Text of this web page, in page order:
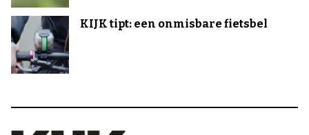
KIJK tipt: een onmisbare fietsbel